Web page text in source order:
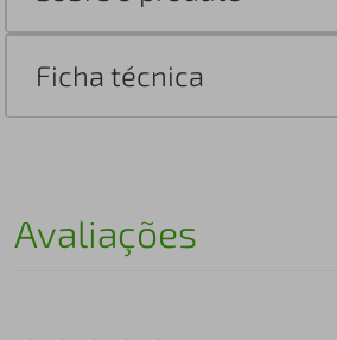
Ficha técnica
Avaliações